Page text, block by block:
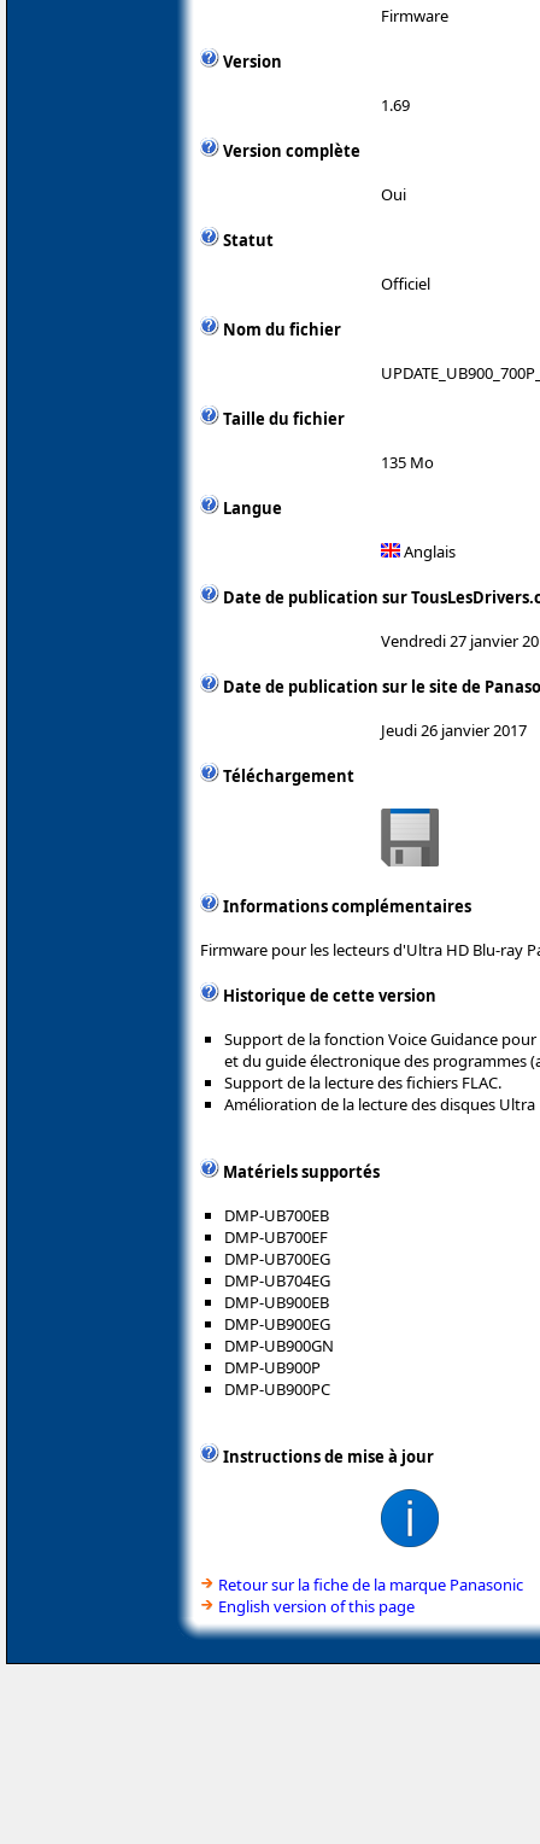
Firmware
Version
1.69
Version complète
Oui
Statut
Officiel
Nom du fichier
Taille du fichier
135 Mo
Langue
Anglais
Date de publication sur
Vendredi 27 janvier
Date de publication sur le site de
Jeudi 26 janvier 2017
Téléchargement
Informations complémentaires
Firmware pour les lecteurs d'Ultra HD Blu-ray
Historique de cette version
Support de la fonction Voice Guidance
et du guide électronique des programmes
Support de la lecture des fichiers FLAC.
Amélioration de la lecture des disques Ultra
Matériels supportés
DMP-UB700EB
DMP-UB700EF
DMP-UB700EG
DMP-UB704EG
DMP-UB900EB
DMP-UB900EG
DMP-UB900GN
DMP-UB900P
DMP-UB900PC
Instructions de mise à jour
Retour sur la fiche de la marque Panasonic
English version of this page